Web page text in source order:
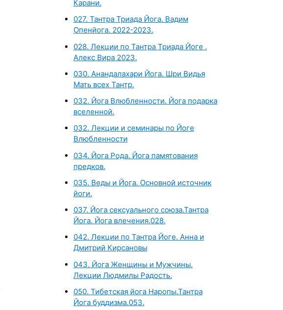
Карани.
027. Тантра Триада Йога. Вадим
Опенйога. 2022-2023.
028. Лекции по Тантра Триада Йоге .
Алекс Вира 2023.
030. Анандалахари Йога. Шри Видья
Мать всех Тантр.
032. Йога Влюбленности. Йога подарка
вселенной.
032. Лекции и семинары по Йоге
Влюбленности
034. Йога Рода. Йога памятования
предков.
035. Веды и Йога. Основной источник
йоги.
037. Йога сексуального союза.Тантра
Йога. Йога влечения.028.
042. Лекции по Тантра Йоге. Анна и
Дмитрий Кирсановы
043. Йога Женщины и Мужчины.
Лекции Людмилы Радость.
050. Тибетская йога Наропы.Тантра
Йога буддизма.053.